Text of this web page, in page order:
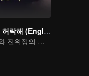
내 빛을 허락해 (English Ver.)
조로사와 진위정의 참사랑 가설